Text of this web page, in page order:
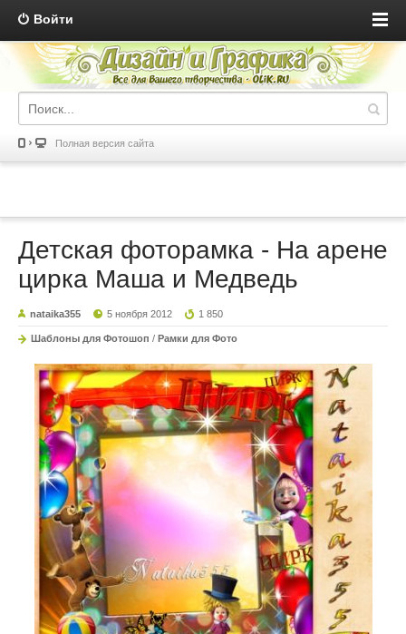
Войти
Полная версия сайта
Детская фоторамка - На арене
цирка Маша и Медведь
nataika355 5 ноября 2012 1 850
Шаблоны для Фотошоп / Рамки для Фото